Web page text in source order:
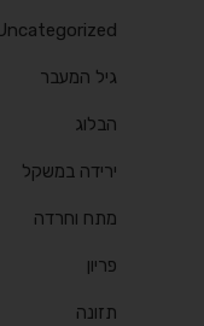
גיל המעבר
הבלוג
ירידה במשקל
מתח וחרדה
פריון
תזונה